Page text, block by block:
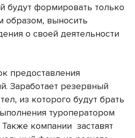
будут формировать только
образом, выносить
о своей деятельности
предоставления
Заработает резервный
из которого будут брать
туроператором
Также компании заставят